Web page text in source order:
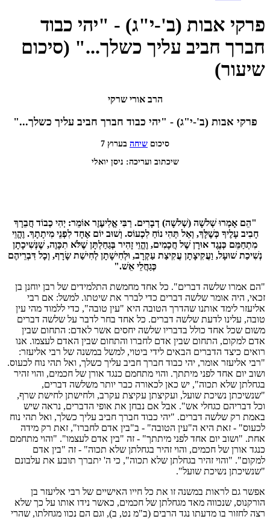
פרקי אבות (ב'-י"ג) - "יהי כבוד
חברך חביב עליך כשלך..." (סיכום
שיעור)
הרב אורי שרקי
פרקי אבות (ב'-י"ג) - "יהי כבוד חברך חביב עליך כשלך..."
סיכום שיחה בערוץ 7
שיכתוב ועריכה: ניסן יואלי
"הֵם אָמְרוּ שְׁלשָׁה (שְׁלשָׁה) דְבָרִים. רַבִּי אֱלִיעֶזֶר אוֹמֵר: יְהִי כְבוֹד חֲבֵרָךְ
חָבִיב עָלֶיךָ כְּשֶׁלָּךְ, וְאַל תְּהִי נוֹחַ לִכְעוֹס. וְשׁוּב יוֹם אֶחָד לִפְנֵי מִיתָתָךְ. וֶהֱוֵי
מִתְחַמֵּם כְּנֶגֶד אוּרָן שֶׁל חֲכָמִים, וֶהֱוֵי זָהִיר בְּגַחַלְתָּן שֶׁלֹּא תִכָּוֶה, שֶׁנְּשִׁיכָתָן
נְשִׁיכַת שׁוּעָל, וַעֲקִיצָתָן עֲקִיצַת עַקְרָב, וּלְחִישָׁתָן לְחִישַׁת שָׂרָף, וְכָל דִּבְרֵיהֶם
כְּגַחֲלֵי אֵשׁ."
"הם אמרו שלשה דברים". כל אחד מחמשת התלמידים של רבן יוחנן בן
זכאי, היה אומר שלשה דברים כדי לברר את שיטתו. למשל: אם רבי
אליעזר לימד אותנו שהדרך הטובה היא "עין טובה", כדי ללמוד מהי עין
טובה, עלינו לדעת שלשה דברים. כל אחד בחר לדבר על שלשה דברים
משום שכל אחד כולל בדבריו שלשה יחסים אשר לאדם: התחום שבין
אדם למקום, התחום שבין אדם לחברו והתחום שבין האדם לעצמו. אנו
רואים כיצד הדברים הבאים לידי ביטוי, למשל במשנה של רבי אליעזר:
"רבי אליעזר אומר, יהי כבוד חברך חביב עליך כשלך, ואל תהי נוח לכעוס.
ושוב יום אחד לפני מיתתך. והוי מתחמם כנגד אורן של חכמים, והוי זהיר
בגחלתן שלא תכוה", יש כאן לכאורה כבר יותר משלשה דברים,
"שנשיכתן נשיכת שועל, ועקיצתן עקיצת עקרב, ולחישתן לחישת שרף,
וכל דבריהם כגחלי אש". אבל אם נבחן את אופי הדברים, נראה שיש
באמת רק שלשה דברים. "יהי כבוד חברך חביב עליך כשלך, ואל תהי נוח
לכעוס" - זאת היא ה"עין הטובה" - ב"בין אדם לחברו", זאת רק מידה
אחת. "ושוב יום אחד לפני מיתתך" - זה "בין אדם לעצמו". "והוי מתחמם
כנגד אורן של חכמים, והוי זהיר בגחלתן שלא תכוה" - זה "בין אדם
למקום". "והוי זהיר בגחלתן שלא תכוה", כי ה' יתברך תובע את עלבונם
"שנשיכתן נשיכת שועל".
אפשר גם לראות במשנה זו את כל חייו האישיים של רבי אליעזר בן
הורקנוס, שנכווה מאד מגחלתן של חכמים, כאשר נידו אותו על כך שלא
רצה לחזור בו מדעתו נגד הרבים (ב"מ נט, ב), וגם הם נכוו מגחלתו, שהרי